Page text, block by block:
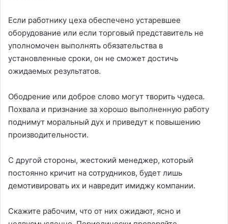
Если работнику цеха обеспечено устаревшее
оборудование или если торговый представитель не
уполномочен выполнять обязательства в
установленные сроки, он не сможет достичь
ожидаемых результатов.
Ободрение или доброе слово могут творить чудеса.
Похвала и признание за хорошо выполненную работу
поднимут моральный дух и приведут к повышению
производительности.
С другой стороны, жестокий менеджер, который
постоянно кричит на сотрудников, будет лишь
демотивировать их и навредит имиджу компании.
Скажите рабочим, что от них ожидают, ясно и